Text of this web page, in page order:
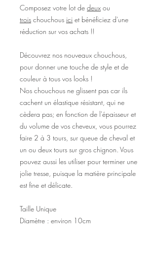
Composez votre lot de deux ou
trois chouchous ici et bénéficiez d'une
réduction sur vos achats !!
Découvrez nos nouveaux chouchous,
pour donner une touche de style et de
couleur à tous vos looks !
Nos chouchous ne glissent pas car ils
cachent un élastique résistant, qui ne
cèdera pas; en fonction de l'épaisseur et
du volume de vos cheveux, vous pourrez
faire 2 à 3 tours, sur queue de cheval et
un ou deux tours sur gros chignon. Vous
pouvez aussi les utiliser pour terminer une
jolie tresse, puisque la matière principale
est fine et délicate.
Taille Unique
Diamètre : environ 10cm